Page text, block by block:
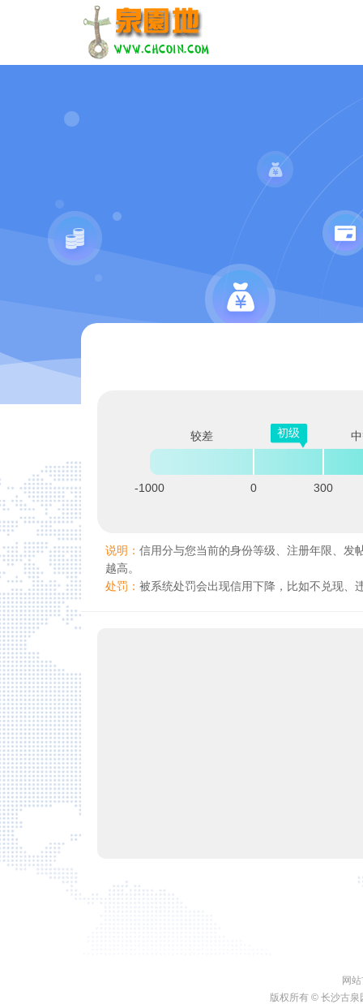
较差 初级
-1000 0 300
说明： 信用分与您当前的身份等级、注册年限、发
越高。
处罚： 被系统处罚会出现信用下降，比如不兑现、
网
版权所有 © 长沙古泉